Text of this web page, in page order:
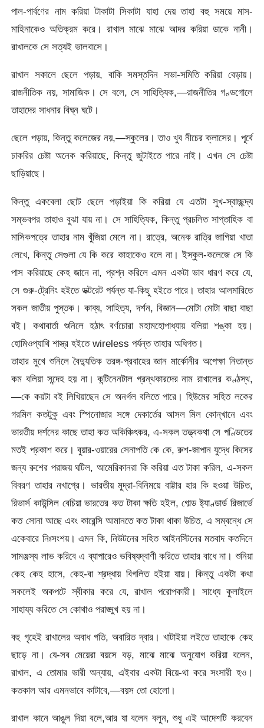
পাল-পার্বণের নাম করিয়া টাকাটা সিকাটা যাহা দেয় তাহা বহু সময়ে মাস-
মাহিনাকেও অতিক্রম করে। রাখাল মাঝে মাঝে আদর করিয়া ডাকে নানী।
রাখালকে সে সত্যই ভালবাসে।
রাখাল সকালে ছেলে পড়ায়, বাকি সমস্তদিন সভা-সমিতি করিয়া বেড়ায়।
রাজনীতিক নয়, সামাজিক। সে বলে, সে সাহিত্যিক,—রাজনীতির গণ্ডগোলে
তাহাদের সাধনার বিঘ্ন ঘটে।
ছেলে পড়ায়, কিন্তু কলেজের নয়,—স্কুলের। তাও খুব নীচের ক্লাসের। পূর্বে
চাকরির চেষ্টা অনেক করিয়াছে, কিন্তু জুটাইতে পারে নাই। এখন সে চেষ্টা
ছাড়িয়াছে।
কিন্তু একবেলা ছোট ছেলে পড়াইয়া কি করিয়া যে এতটা সুখ-স্বাচ্ছন্দ্য
সম্ভবপর তাহাও বুঝা যায় না। সে সাহিত্যিক, কিন্তু প্রচলিত সাপ্তাহিক বা
মাসিকপত্রে তাহার নাম খুঁজিয়া মেলে না। রাত্রে, অনেক রাত্রি জাগিয়া খাতা
লেখে, কিন্তু সেগুলা যে কি করে কাহাকেও বলে না। ইস্কুল-কলেজে সে কি
পাস করিয়াছে কেহ জানে না, প্রশ্ন করিলে এমন একটা ভাব ধারণ করে যে,
সে গুরু-ট্রেনিং হইতে ডক্টরেট পর্যন্ত যা-কিছু হইতে পারে। তাহার আলমারিতে
সকল জাতীয় পুস্তক। কাব্য, সাহিত্য, দর্শন, বিজ্ঞান—মোটা মোটা বাছা বাছা
বই। কথাবার্তা শুনিলে হঠাৎ বর্ণচোরা মহামহোপাধ্যায় বলিয়া শঙ্কা হয়।
হোমিওপ্যাথি শাস্ত্র হইতে wireless পর্যন্ত তাহার অধিগত।
তাহার মুখে শুনিলে বৈদ্যুতিক তরঙ্গ-প্রবাহের জ্ঞান মার্কোনীর অপেক্ষা নিতান্ত
কম বলিয়া সন্দেহ হয় না। কন্টিনেনটাল গ্রন্থকারদের নাম রাখালের কণ্ঠস্থ,
—কে কয়টা বই লিখিয়াছেন সে অনর্গল বলিতে পারে। হিউমের সহিত লকের
গরমিল কতটুকু এবং স্পিনোজার সঙ্গে দেকার্তের আসল মিল কোন্‌খানে এবং
ভারতীয় দর্শনের কাছে তাহা কত অকিঞ্চিৎকর, এ-সকল তত্ত্বকথা সে পণ্ডিতের
মতই প্রকাশ করে। বুয়ার-ওয়ারের সেনাপতি কে কে, রুশ-জাপান যুদ্ধে কিসের
জন্য রুশের পরাজয় ঘটিল, আমেরিকানরা কি করিয়া এত টাকা করিল, এ-সকল
বিবরণ তাহার নখাগ্রে। ভারতীয় মুদ্রা-বিনিময়ে বাট্টার হার কি হওয়া উচিত,
রিভার্স কাউন্সিল বেচিয়া ভারতের কত টাকা ক্ষতি হইল, গোল্ড ষ্ট্যাণ্ডার্ড রিজার্ভে
কত সোনা আছে এবং কারেন্সি আমানতে কত টাকা থাকা উচিত, এ সম্বন্ধে সে
একেবারে নিঃসংশয়। এমন কি, নিউটনের সহিত আইনস্টিনের মতবাদ কতদিনে
সামঞ্জস্য লাভ করিবে এ ব্যাপারেও ভবিষ্যদ্বাণী করিতে তাহার বাধে না। শুনিয়া
কেহ কেহ হাসে, কেহ-বা শ্রদ্ধায় বিগলিত হইয়া যায়। কিন্তু একটা কথা
সকলেই অকপটে স্বীকার করে যে, রাখাল পরোপকারী। সাধ্যে কুলাইলে
সাহায্য করিতে সে কোথাও পরাঙ্মুখ হয় না।
বহু গৃহেই রাখালের অবাধ গতি, অবারিত দ্বার। খাটাইয়া লইতে তাহাকে কেহ
ছাড়ে না। যে-সব মেয়েরা বয়সে বড়, মাঝে মাঝে অনুযোগ করিয়া বলেন,
রাখাল, এ তোমার ভারী অন্যায়, এইবার একটা বিয়ে-থা করে সংসারী হও।
কতকাল আর এমনভাবে কাটাবে,—বয়স তো হোলো।
রাখাল কানে আঙুল দিয়া বলে,আর যা বলেন বলুন, শুধু এই আদেশটি করবেন